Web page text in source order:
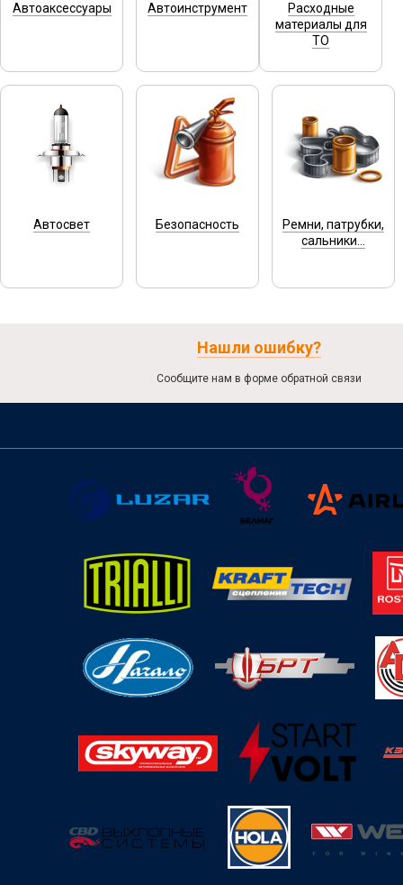
Автоаксессуары Автоинструмент
Расходные
материалы для
ТО
Автосвет Безопасность
Ремни, патрубки,
сальники...
Нашли ошибку?
Сообщите нам в форме обратной связи